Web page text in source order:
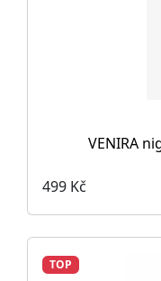
VENIRA
499 Kč
TOP